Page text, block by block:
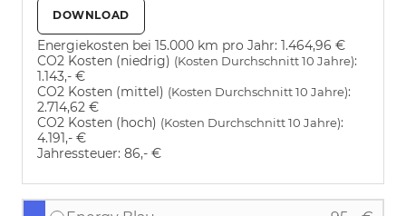
DOWNLOAD
Energiekosten bei 15.000 km pro Jahr: 1.464,96 €
CO2 Kosten (niedrig) (Kosten Durchschnitt 10 Jahre):
1.143,- €
CO2 Kosten (mittel) (Kosten Durchschnitt 10 Jahre):
2.714,62 €
CO2 Kosten (hoch) (Kosten Durchschnitt 10 Jahre):
4.191,- €
Jahressteuer: 86,- €